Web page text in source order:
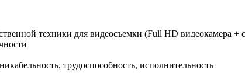
техники для видеосъемки (Full HD видеокамера +
трудоспособность, исполнительность